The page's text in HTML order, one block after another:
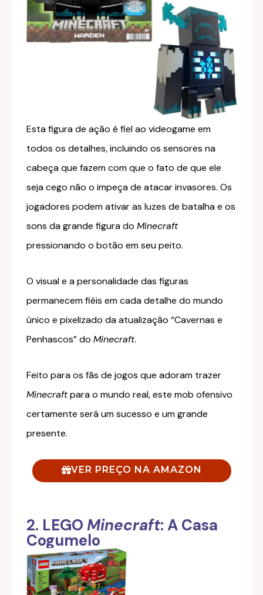
Esta figura de ação é fiel ao videogame em
todos os detalhes, incluindo os sensores na
cabeça que fazem com que o fato de que ele
seja cego não o impeça de atacar invasores. Os
jogadores podem ativar as luzes de batalha e os
sons da grande figura do Minecraft
pressionando o botão em seu peito.
O visual e a personalidade das figuras
permanecem fiéis em cada detalhe do mundo
único e pixelizado da atualização “Cavernas e
Penhascos” do Minecraft.
Feito para os fãs de jogos que adoram trazer
Minecraftpara o mundo real, este mob ofensivo
certamente será um sucesso e um grande
presente.
VER PREÇO NA AMAZON
2. LEGO Minecraft: A Casa
Cogumelo